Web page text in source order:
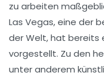
zu arbeiten
Las Vegas, eine der
der Welt, hat bereits
vorgestellt. Zu den
unter anderem